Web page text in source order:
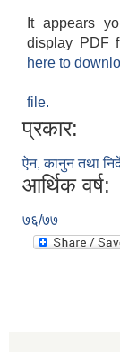
It appears
display PDF
here to
file.
प्रकार:
ऐन, कानुन तथा
आर्थिक वर्ष:
७६/७७